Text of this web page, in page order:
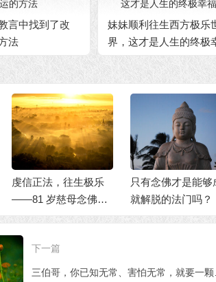
言中找到了改
法
妹妹顺利往生西方极乐
界，这才是人生的终极
虔信正法，往生极乐
——81 岁慈母念佛往
生
只有念佛才是能够
就解脱的法门吗？
下一篇
三伯